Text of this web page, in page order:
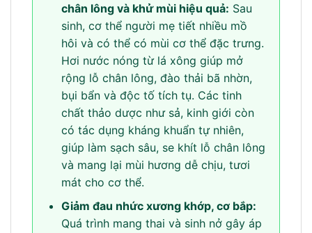
chân lông và khử mùi hiệu quả: Sau
sinh, cơ thể người mẹ tiết nhiều mồ
hôi và có thể có mùi cơ thể đặc trưng.
Hơi nước nóng từ lá xông giúp mở
rộng lỗ chân lông, đào thải bã nhờn,
bụi bẩn và độc tố tích tụ. Các tinh
chất thảo dược như sả, kinh giới còn
có tác dụng kháng khuẩn tự nhiên,
giúp làm sạch sâu, se khít lỗ chân lông
và mang lại mùi hương dễ chịu, tươi
mát cho cơ thể.
Giảm đau nhức xương khớp, cơ bắp:
Quá trình mang thai và sinh nở gây áp